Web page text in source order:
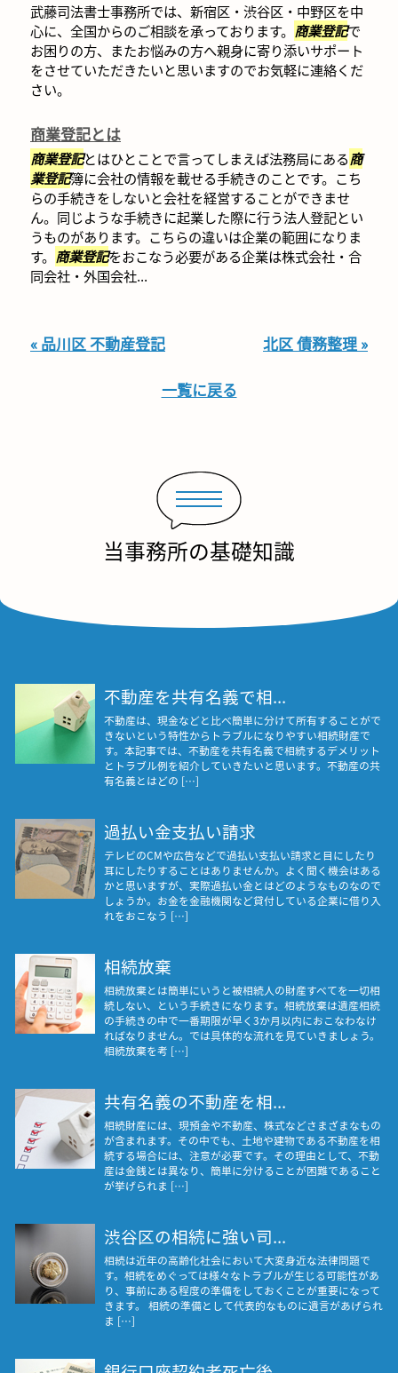
武藤司法書士事務所では、新宿区・渋谷区・中野区を中
心に、全国からのご相談を承っております。 商業登記で
お困りの方、またお悩みの方へ親身に寄り添いサポート
をさせていただきたいと思いますのでお気軽に連絡くだ
さい。
商業登記とは
商業登記とはひとことで言ってしまえば法務局にある商
業登記簿に会社の情報を載せる手続きのことです。こち
らの手続きをしないと会社を経営することができませ
ん。同じような手続きに起業した際に行う法人登記とい
うものがあります。こちらの違いは企業の範囲になりま
す。 商業登記をおこなう必要がある企業は株式会社・合
同会社・外国会社...
« 品川区 不動産登記 北区 債務整理 »
一覧に戻る
当事務所の基礎知識
不動産を共有名義で相...
不動産は、現金などと比べ簡単に分けて所有することがで
きないという特性からトラブルになりやすい相続財産で
す。本記事では、不動産を共有名義で相続するデメリット
とトラブル例を紹介していきたいと思います。不動産の共
有名義とはどの […]
過払い金支払い請求
テレビのCMや広告などで過払い支払い請求と目にしたり
耳にしたりすることはありませんか。よく聞く機会はある
かと思いますが、実際過払い金とはどのようなものなので
しょうか。お金を金融機関など貸付している企業に借り入
れをおこなう […]
相続放棄
相続放棄とは簡単にいうと被相続人の財産すべてを一切相
続しない、という手続きになります。相続放棄は遺産相続
の手続きの中で一番期限が早く3か月以内におこなわなけ
ればなりません。では具体的な流れを見ていきましょう。
相続放棄を考 […]
共有名義の不動産を相...
相続財産には、現預金や不動産、株式などさまざまなもの
が含まれます。その中でも、土地や建物である不動産を相
続する場合には、注意が必要です。その理由として、不動
産は金銭とは異なり、簡単に分けることが困難であること
が挙げられま […]
渋谷区の相続に強い司...
相続は近年の高齢化社会において大変身近な法律問題で
す。相続をめぐっては様々なトラブルが生じる可能性があ
り、事前にある程度の準備をしておくことが重要になって
きます。 相続の準備として代表的なものに遺言があげられ
ま […]